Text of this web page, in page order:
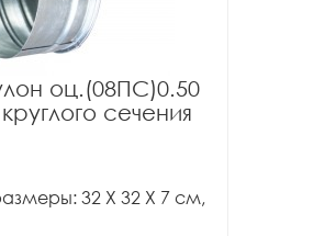
оц.(08ПС)0.50
сечения
32 X 32 X 7 см,